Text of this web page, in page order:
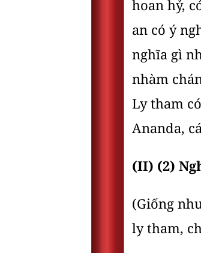
hoan hỷ,
an có ý
nghĩa gì
nhàm
Ly tham
Ananda,
(II) (2)
(Giống
ly tham,